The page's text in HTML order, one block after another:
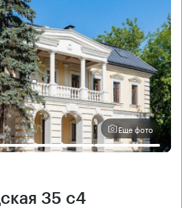
Еще фото
35 с4